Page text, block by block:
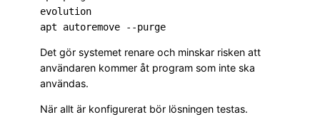
evolution
Det gör systemet renare och minskar risken att
användaren kommer åt program som inte ska
användas.
När allt är konfigurerat bör lösningen testas.